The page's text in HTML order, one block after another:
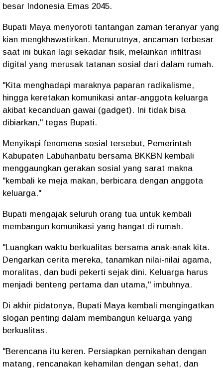
besar Indonesia Emas 2045.
Bupati Maya menyoroti tantangan zaman teranyar yang
kian mengkhawatirkan. Menurutnya, ancaman terbesar
saat ini bukan lagi sekadar fisik, melainkan infiltrasi
digital yang merusak tatanan sosial dari dalam rumah.
"Kita menghadapi maraknya paparan radikalisme,
hingga keretakan komunikasi antar-anggota keluarga
akibat kecanduan gawai (gadget). Ini tidak bisa
dibiarkan," tegas Bupati.
Menyikapi fenomena sosial tersebut, Pemerintah
Kabupaten Labuhanbatu bersama BKKBN kembali
menggaungkan gerakan sosial yang sarat makna
"kembali ke meja makan, berbicara dengan anggota
keluarga."
Bupati mengajak seluruh orang tua untuk kembali
membangun komunikasi yang hangat di rumah.
"Luangkan waktu berkualitas bersama anak-anak kita.
Dengarkan cerita mereka, tanamkan nilai-nilai agama,
moralitas, dan budi pekerti sejak dini. Keluarga harus
menjadi benteng pertama dan utama," imbuhnya.
Di akhir pidatonya, Bupati Maya kembali mengingatkan
slogan penting dalam membangun keluarga yang
berkualitas.
"Berencana itu keren. Persiapkan pernikahan dengan
matang, rencanakan kehamilan dengan sehat, dan